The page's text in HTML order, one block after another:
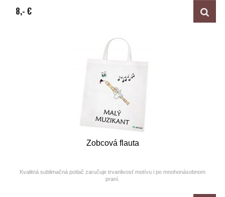
8,- €
Zobcová flauta
Kvalitná sublimačná potlač zaručuje trvanlivosť motívu i po mnohonásobnom
praní.